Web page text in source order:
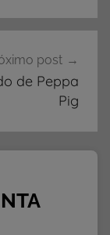
post
de Peppa
Pig